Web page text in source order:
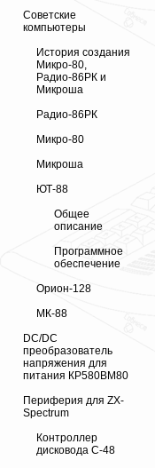
Советские
компьютеры
История создания
Микро-80,
Радио-86РК и
Микроша
Радио-86РК
Микро-80
Микроша
ЮТ-88
Общее
описание
Программное
обеспечение
Орион-128
МК-88
DC/DC
преобразователь
напряжения для
питания КР580ВМ80
Периферия для ZX-
Spectrum
Контроллер
дисковода С-48